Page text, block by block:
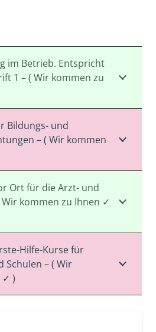
im Betrieb. Entspricht
1 – ( Wir kommen zu
Bildungs- und
– ( Wir kommen
Ort für die Arzt- und
kommen zu Ihnen ✓
Hilfe-Kurse für
Schulen – ( Wir
✓ )